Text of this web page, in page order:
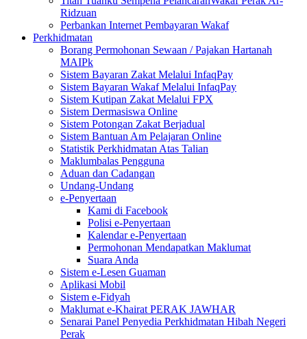
Ridzuan
Perbankan Internet Pembayaran Wakaf
Perkhidmatan
Borang Permohonan Sewaan / Pajakan Hartanah
MAIPk
Sistem Bayaran Zakat Melalui InfaqPay
Sistem Bayaran Wakaf Melalui InfaqPay
Sistem Kutipan Zakat Melalui FPX
Sistem Dermasiswa Online
Sistem Potongan Zakat Berjadual
Sistem Bantuan Am Pelajaran Online
Statistik Perkhidmatan Atas Talian
Maklumbalas Pengguna
Aduan dan Cadangan
Undang-Undang
e-Penyertaan
Kami di Facebook
Polisi e-Penyertaan
Kalendar e-Penyertaan
Permohonan Mendapatkan Maklumat
Suara Anda
Sistem e-Lesen Guaman
Aplikasi Mobil
Sistem e-Fidyah
Maklumat e-Khairat PERAK JAWHAR
Senarai Panel Penyedia Perkhidmatan Hibah Negeri
Perak